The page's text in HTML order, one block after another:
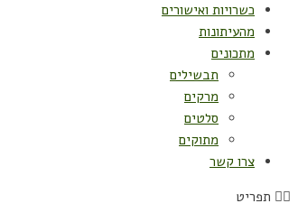
כשרויות ואישורים
מהעיתונות
מתכונים
תבשילים
מרקים
סלטים
מתוקים
צרו קשר
תפריט